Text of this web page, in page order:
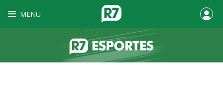
MENU